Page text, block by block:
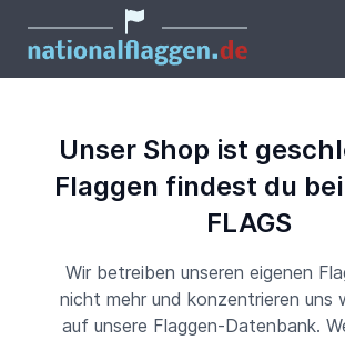
Unser Shop ist
Flaggen findest du bei
FLAGS
Wir betreiben unseren eigenen
nicht mehr und konzentrieren uns
auf unsere Flaggen-Datenbank.